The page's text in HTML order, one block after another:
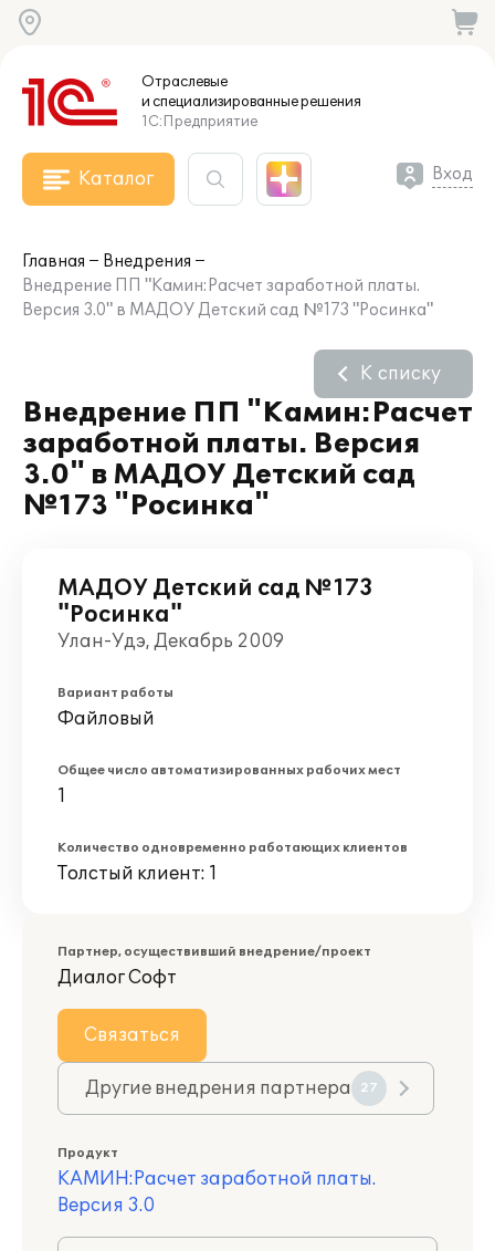
Отраслевые
и специализированныерешения
1С:Предприятие
Каталог Вход
Главная
Внедрения
Внедрение ПП "Камин:Расчет заработной платы.
Версия 3.0" в МАДОУ Детский сад №173 "Росинка"
Внедрение ПП "Камин:Расчет
заработной платы. Версия
3.0" в МАДОУ Детский сад
№173 "Росинка"
К списку
МАДОУ Детский сад №173
"Росинка"
Улан-Удэ, Декабрь 2009
Вариант работы
Файловый
Общее число автоматизированных рабочих мест
1
Количество одновременно работающих клиентов
Толстый клиент: 1
Партнер, осуществивший внедрение/проект
Диалог Софт
Связаться
Другие внедрения партнера 27
Продукт
КАМИН:Расчет заработной платы.
Версия 3.0